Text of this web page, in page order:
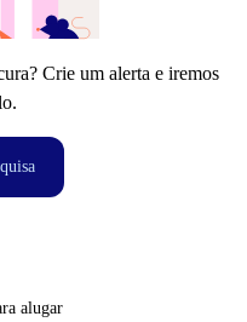
Crie um alerta e iremos
alugar